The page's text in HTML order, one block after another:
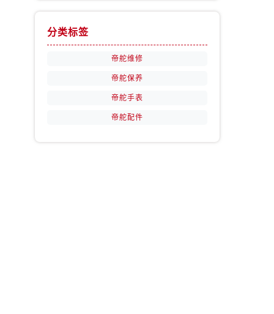
分类标签
帝舵维修
帝舵保养
帝舵手表
帝舵配件